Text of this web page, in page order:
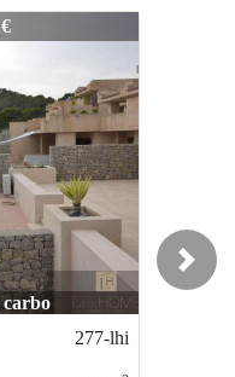
/ JESUS
6733
Next